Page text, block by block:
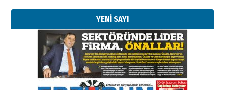
YENİ SAYI
Kenan GÜLERCİ
Murat Şahsuvaroğlu ERKON’da
çıtayı yukarı taşırken,
yönetimdekiler aşağı
çekmemeli!
17 Şubat 2026 SalıOrhan BOZKURT
Bir fotoğraf, bir şehir, bir